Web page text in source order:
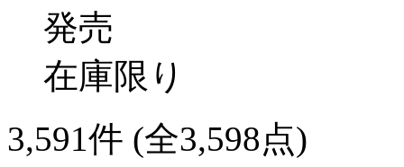
発売
在庫限り
3,591件 (全3,598点)